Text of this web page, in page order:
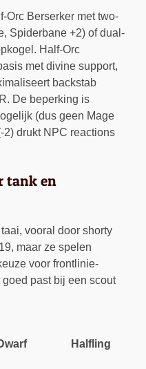
Orc Berserker met two-
Spiderbane +2) of dual-
Half-Orc
met divine support,
backstab
De beperking is
(dus geen Mage
2) drukt NPC reactions
tank en
vooral door shorty
maar ze spelen
voor frontlinie-
past bij een scout
Halfling